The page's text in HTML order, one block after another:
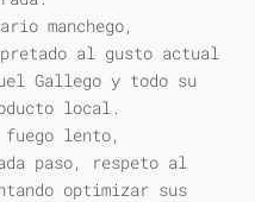
manchego,
al gusto actual
Gallego y todo su
local.
lento,
paso, respeto al
optimizar sus